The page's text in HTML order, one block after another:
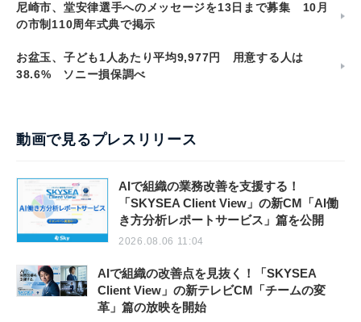
尼崎市、堂安律選手へのメッセージを13日まで募集 10月
の市制110周年式典で掲示
お盆玉、子ども1人あたり平均9,977円 用意する人は
38.6% ソニー損保調べ
動画で見るプレスリリース
AIで組織の業務改善を支援する！
「SKYSEA Client View」の新CM「AI働
き方分析レポートサービス」篇を公開
2026.08.06 11:04
AIで組織の改善点を見抜く！「SKYSEA
Client View」の新テレビCM「チームの変
革」篇の放映を開始